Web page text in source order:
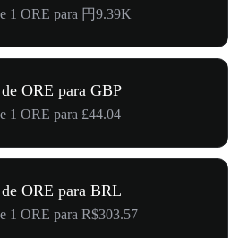
1 ORE para 円9.39K
ORE para GBP
1 ORE para £44.04
ORE para BRL
1 ORE para R$303.57